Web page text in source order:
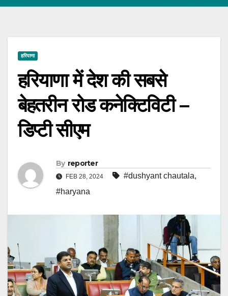
हरियाणा
हरियाणा में देश की सबसे
बेहतरीन रोड कनेक्टिविटी –
डिप्टी सीएम
By reporter
FEB 28, 2024 #dushyant chautala,
#haryana